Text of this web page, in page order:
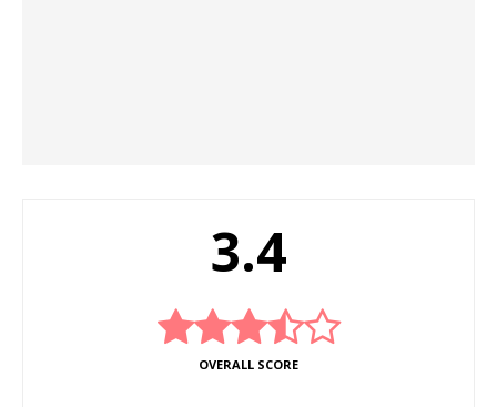
3.4
OVERALL SCORE